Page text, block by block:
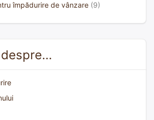
împădurire de vânzare (9)